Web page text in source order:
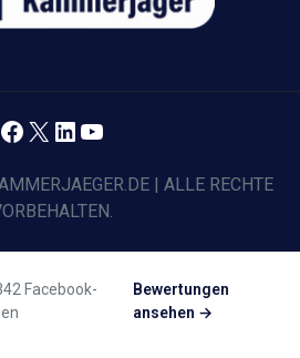
| ALLE RECHTE
Facebook
X LinkedIn
YouTube
Facebook-
Bewertungen
ansehen →